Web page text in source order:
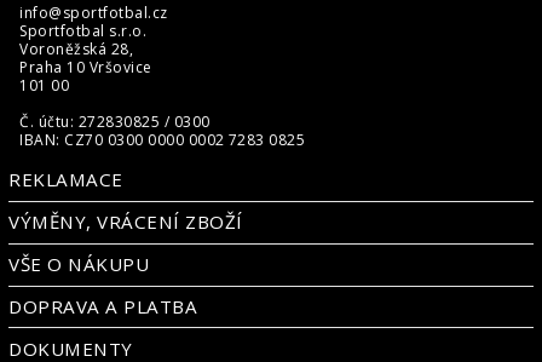
info@sportfotbal.cz
Sportfotbal s.r.o.
Voroněžská 28,
Praha 10 Vršovice
101 00
Č. účtu: 272830825 / 0300
IBAN: CZ70 0300 0000 0002 7283 0825
REKLAMACE
VÝMĚNY, VRÁCENÍ ZBOŽÍ
VŠE O NÁKUPU
DOPRAVA A PLATBA
DOKUMENTY